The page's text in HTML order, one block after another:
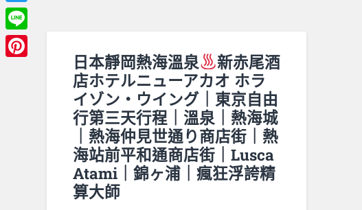
日本靜岡熱海溫泉
新赤尾酒
店ホテルニューアカオ ホラ
イゾン・ウイング｜東京自由
行第三天行程｜溫泉｜熱海城
｜熱海仲見世通り商店街｜熱
海站前平和通商店街｜Lusca
Atami｜錦ヶ浦｜瘋狂浮誇精
算大師
Twitter
Line